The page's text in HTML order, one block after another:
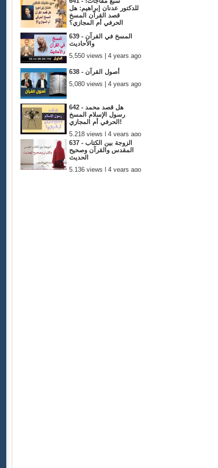
للدكتور عدنان إبراهيم: هل
قصد القرآن المسخ
الحرفي أم المجازي؟
5,286 views | 4 years ago
639 - المسخ في القرآن
والأحاديث
5,550 views | 4 years ago
638 - أصول القرآن
5,080 views | 4 years ago
642 - هل قصد محمد
رسول الإسلام المسخ
الحرفي أم المجازي!
5,218 views | 4 years ago
637 - الزوجة بين الكتاب
المقدس والقرآن وصحيح
الحديث
5,136 views | 4 years ago